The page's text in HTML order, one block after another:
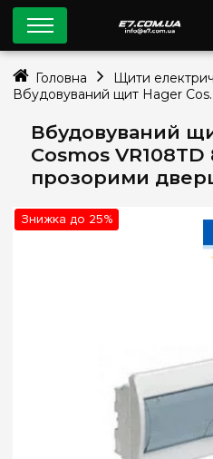
Вбудовуваний
Cosmos
прозорими
Знижка до 25%
0
Головна Щити
Вбудовуваний щит